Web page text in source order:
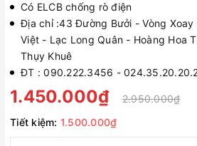
Có ELCB chống rò điện
Địa chỉ :43 Đường Bưởi - Vòng Xoay
Việt - Lạc Long Quân - Hoàng Hoa
Thụy Khuê
ĐT : 090.222.3456 -
1.450.000₫
2.950.000₫
Tiết kiệm: 1.500.000₫